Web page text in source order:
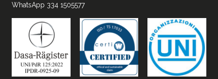
WhatsApp 334 1505577